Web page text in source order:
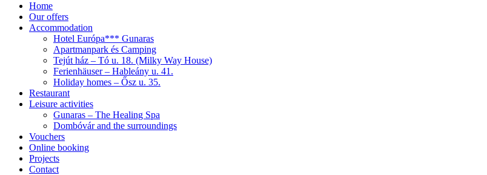
Home
Our offers
Accommodation
Hotel Európa*** Gunaras
Apartmanpark és Camping
Tejút ház – Tó u. 18. (Milky Way House)
Ferienhäuser – Hableány u. 41.
Holiday homes – Ősz u. 35.
Restaurant
Leisure activities
Gunaras – The Healing Spa
Dombóvár and the surroundings
Vouchers
Online booking
Projects
Contact